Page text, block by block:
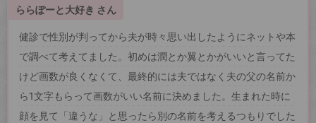
ららぽーと大好き さん
健診で性別が判ってから夫が時々思い出したようにネットや本
で調べて考えてました。初めは潤とか翼とかがいいと言ってた
けど画数が良くなくて、最終的には夫ではなく夫の父の名前か
ら1文字もらって画数がいい名前に決めました。生まれた時に
顔を見て「違うな」と思ったら別の名前を考えるつもりでした